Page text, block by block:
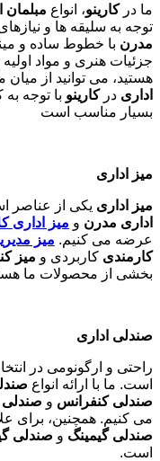
ما درکارینو، انواع مبلمان
توجه به سلیقه ها و
مدرن با خطوط ساده و
جزئیات هنری و مواد اولیه
هستید، می توانید از
اداری درکارینو با توجه
بسیار مناسب است
میز اداری
میز اداری یکی از عناصر
اداری مدرن و میز اداری
عرضه می کنیم. میز
کارمندی کاربردی و میز
بخشی از محصولات ما
صندلی اداری
راحتی و ارگونومی در
است. ما با ارائه انواع
صندلی کنفرانس و صندلی
می کنیم. همچنین، برای
صندلی گیمینگ و صندلی
است.